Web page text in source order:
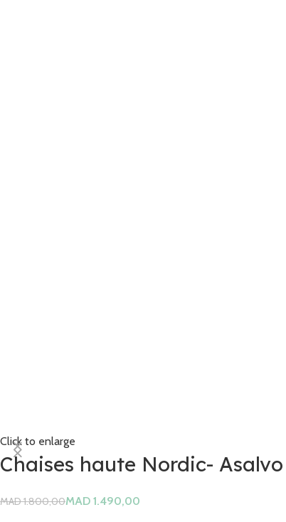
Click to enlarge
Chaises haute Nordic- Asalvo
MAD1.800,00MAD 1.490,00